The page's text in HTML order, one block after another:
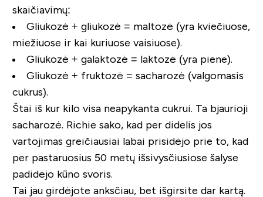
skaičiavimų:
Gliukozė + gliukozė = maltozė (yra kviečiuose,
miežiuose ir kai kuriuose vaisiuose).
Gliukozė + galaktozė = laktozė (yra piene).
Gliukozė + fruktozė = sacharozė (valgomasis
cukrus).
Štai iš kur kilo visa neapykanta cukrui. Ta bjaurioji
sacharozė. Richie sako, kad per didelis jos
vartojimas greičiausiai labai prisidėjo prie to, kad
per pastaruosius 50 metų išsivysčiusiose šalyse
padidėjo kūno svoris.
Tai jau girdėjote anksčiau, bet išgirsite dar kartą.